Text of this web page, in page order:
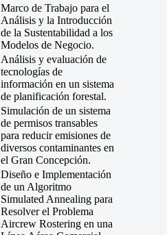
Marco de Trabajo para el
Análisis y la Introducción
de la Sustentabilidad a los
Modelos de Negocio.
Análisis y evaluación de
tecnologías de
información en un sistema
de planificación forestal.
Simulación de un sistema
de permisos transables
para reducir emisiones de
diversos contaminantes en
el Gran Concepción.
Diseño e Implementación
de un Algoritmo
Simulated Annealing para
Resolver el Problema
Aircrew Rostering en una